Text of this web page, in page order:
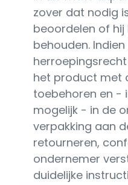
zover dat nodig
beoordelen of
behouden. Indien
het product met
toebehoren en -
mogelijk - in de
verpakking aan
retourneren,
ondernemer
duidelijke